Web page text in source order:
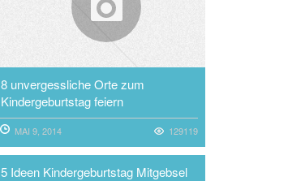
8 unvergessliche Orte zum
Kindergeburtstag feiern
MAI 9, 2014 129119
5 Ideen Kindergeburtstag Mitgebsel